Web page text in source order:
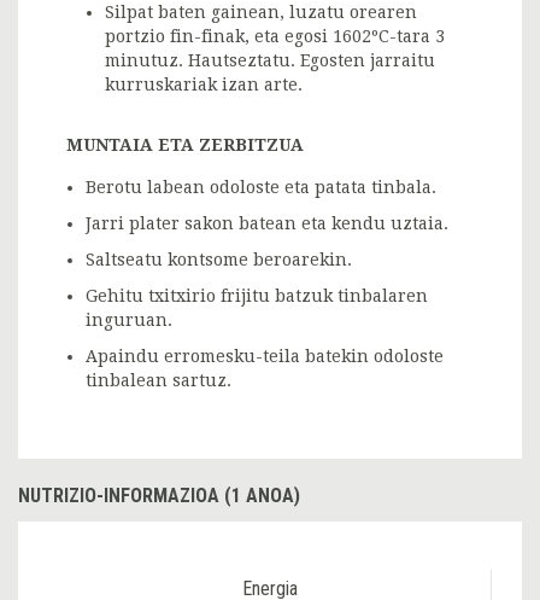
Silpat baten gainean, luzatu orearen
portzio fin-finak, eta egosi 1602ºC-tara 3
minutuz. Hautseztatu. Egosten jarraitu
kurruskariak izan arte.
MUNTAIA ETA ZERBITZUA
Berotu labean odoloste eta patata tinbala.
Jarri plater sakon batean eta kendu uztaia.
Saltseatu kontsome beroarekin.
Gehitu txitxirio frijitu batzuk tinbalaren
inguruan.
Apaindu erromesku-teila batekin odoloste
tinbalean sartuz.
NUTRIZIO-INFORMAZIOA (1 ANOA)
Energia